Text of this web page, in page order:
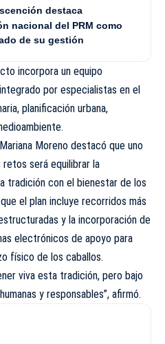
destaca
nacional del PRM como
de su gestión
incorpora un equipo
por especialistas en el
planificación urbana,
Moreno destacó que uno
será equilibrar la
tradición con el bienestar de los
el plan incluye recorridos más
y la incorporación de
electrónicos de apoyo para
físico de los caballos.
viva esta tradición, pero bajo
y responsables”, afirmó.